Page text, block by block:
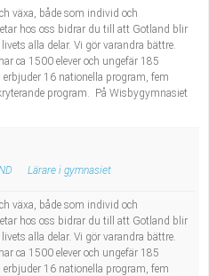
växa, både som individ och
hos oss bidrar du till att Gotland blir
alla delar. Vi gör varandra bättre.
ca 1500 elever och ungefär 185
16 nationella program, fem
program. På Wisbygymnasiet
Lärare i gymnasiet
växa, både som individ och
hos oss bidrar du till att Gotland blir
alla delar. Vi gör varandra bättre.
ca 1500 elever och ungefär 185
16 nationella program, fem